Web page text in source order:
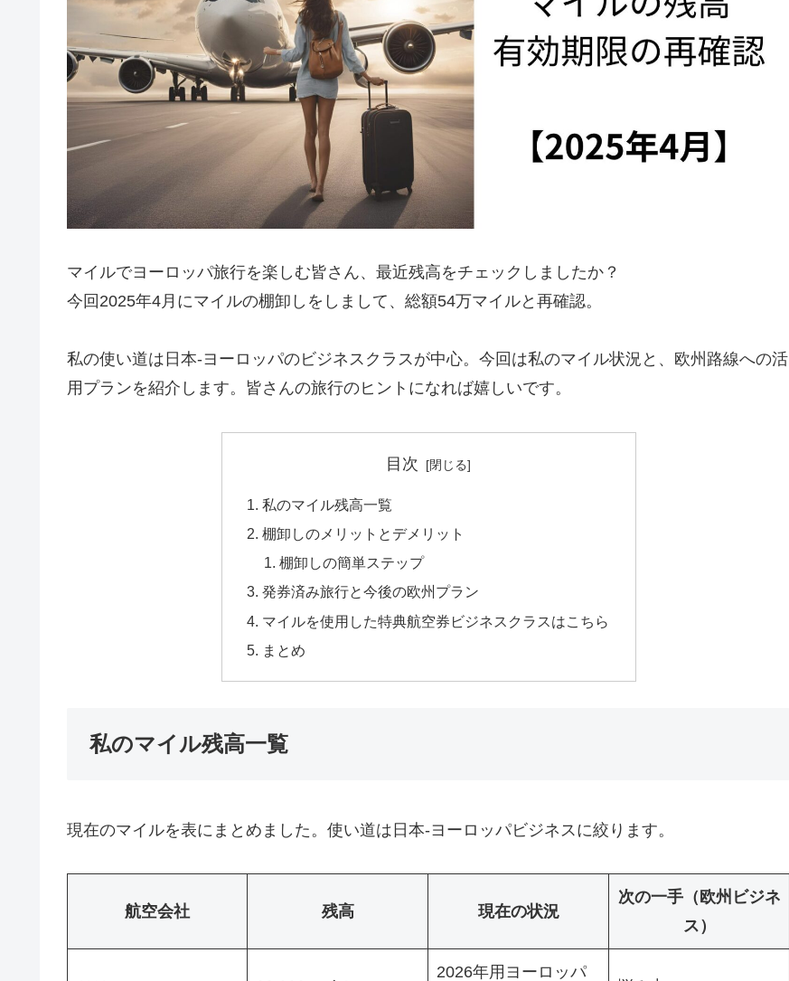
マイルでヨーロッパ旅行を楽しむ皆さん、最近残高をチェックしましたか？
今回2025年4月にマイルの棚卸しをしまして、総額54万マイルと再確認。
私の使い道は日本-ヨーロッパのビジネスクラスが中心。今回は私のマイル状況と、欧州路線への活
用プランを紹介します。皆さんの旅行のヒントになれば嬉しいです。
目次
私のマイル残高一覧
棚卸しのメリットとデメリット
棚卸しの簡単ステップ
発券済み旅行と今後の欧州プラン
マイルを使用した特典航空券ビジネスクラスはこちら
まとめ
私のマイル残高一覧
現在のマイルを表にまとめました。使い道は日本-ヨーロッパビジネスに絞ります。
航空会社 残高 現在の状況
次の一手（欧州ビジネ
ス）
2026年用ヨーロッパ